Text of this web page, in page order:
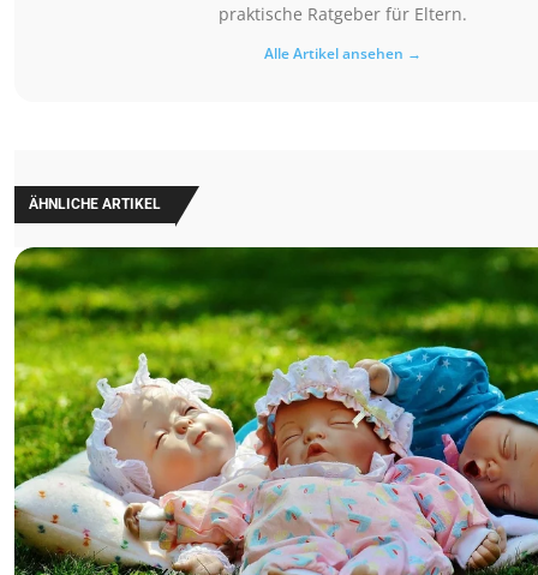
praktische Ratgeber für Eltern.
Alle Artikel ansehen →
ÄHNLICHE ARTIKEL